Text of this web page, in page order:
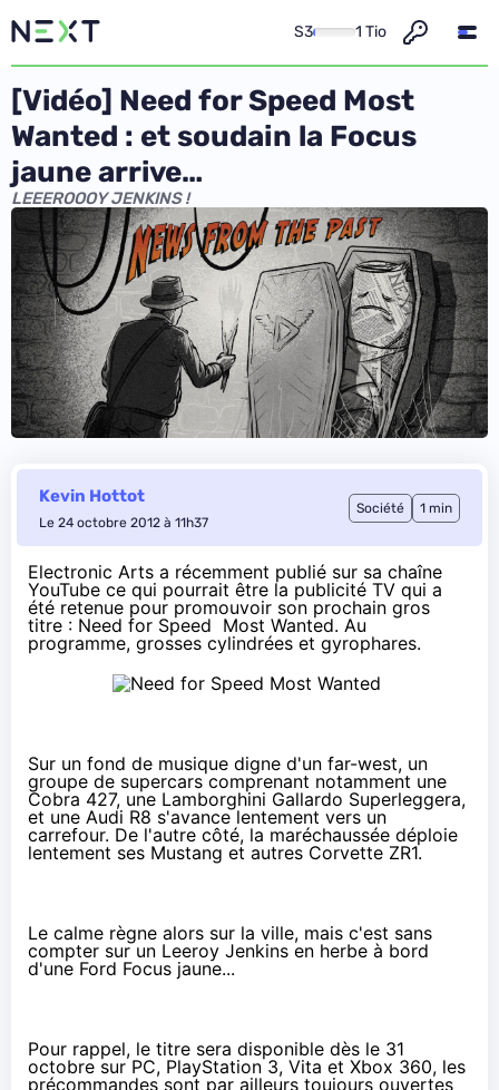
S3 1 Tio
[Vidéo] Need for Speed Most
Wanted : et soudain la Focus
jaune arrive…
LEEEROOOY JENKINS !
Kevin Hottot
Le 24 octobre 2012 à 11h37
Société 1 min
Electronic Arts a récemment publié sur sa chaîne
YouTube ce qui pourrait être la publicité TV qui a
été retenue pour promouvoir son prochain gros
titre : Need for Speed Most Wanted. Au
programme, grosses cylindrées et gyrophares.
Sur un fond de musique digne d'un far-west, un
groupe de supercars comprenant notamment une
Cobra 427, une Lamborghini Gallardo Superleggera,
et une Audi R8 s'avance lentement vers un
carrefour. De l'autre côté, la maréchaussée déploie
lentement ses Mustang et autres Corvette ZR1.
Le calme règne alors sur la ville, mais c'est sans
compter sur un Leeroy Jenkins en herbe à bord
d'une Ford Focus jaune...
Pour rappel, le titre sera disponible dès le 31
octobre sur PC, PlayStation 3, Vita et Xbox 360, les
précommandes sont par ailleurs toujours ouvertes